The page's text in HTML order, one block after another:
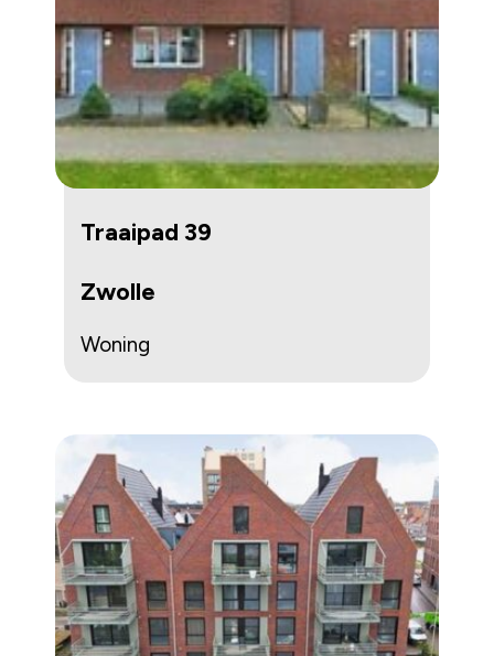
Traaipad 39
Zwolle
Woning